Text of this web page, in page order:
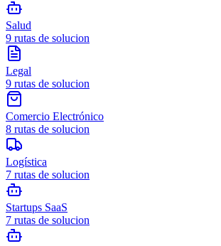
Salud
9 rutas de solucion
Legal
9 rutas de solucion
Comercio Electrónico
8 rutas de solucion
Logística
7 rutas de solucion
Startups SaaS
7 rutas de solucion